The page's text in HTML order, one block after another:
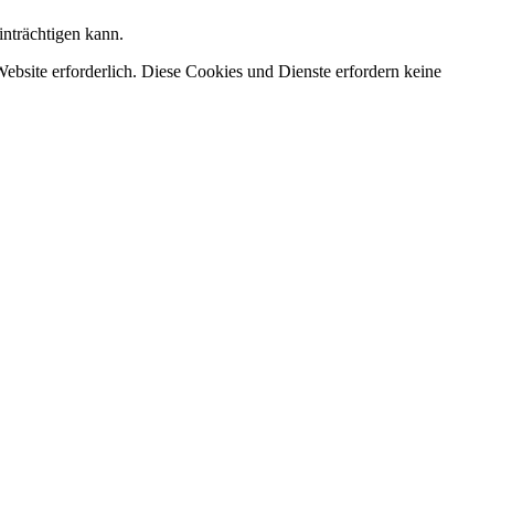
kann.
erforderlich. Diese Cookies und Dienste erfordern keine